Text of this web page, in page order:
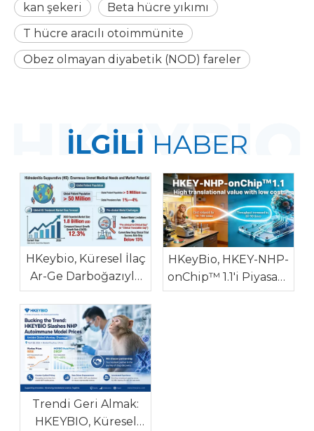
kan şekeri
Beta hücre yıkımı
T hücre aracılı otoimmünite
Obez olmayan diyabetik (NOD) fareler
İLGİLİ HABER
HKeybio, Küresel İlaç
Ar-Ge Darboğazıyla
Mücadele Etmek İçin
Yüksek Klinik
Tutarlılığa Sahip
Dünyanın İlk NHP
Hidradenitis
Suppurativa
Modelini Piyasaya
Sürüyor
HKeyBio, HKEY-NHP-
onChip™ 1.1'i Piyasaya
Sürüyor: Otoimmün
Trendi Geri Almak:
HKEYBIO, Küresel